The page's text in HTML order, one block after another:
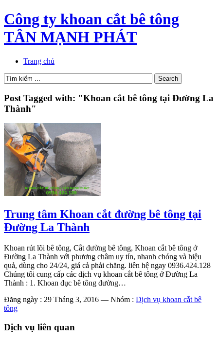
Công ty khoan cắt bê tông
TÂN MẠNH PHÁT
Trang chủ
Post Tagged with: "Khoan cắt bê tông tại Đường La
Thành"
Trung tâm Khoan cắt đường bê tông tại
Đường La Thành
Khoan rút lõi bê tông, Cắt đường bê tông, Khoan cắt bê tông ở
Đường La Thành với phương châm uy tín, nhanh chóng và hiệu
quả, dùng cho 24/24, giá cả phải chăng. liên hệ ngay 0936.424.128
Chúng tôi cung cấp các dịch vụ khoan cắt bê tông ở Đường La
Thành : 1. Khoan đục bê tông đường…
Đăng ngày : 29 Tháng 3, 2016 — Nhóm : Dịch vụ khoan cắt bê
tông
Dịch vụ liên quan